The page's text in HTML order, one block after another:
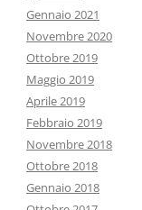
Gennaio 2021
Novembre 2020
Ottobre 2019
Maggio 2019
Aprile 2019
Febbraio 2019
Novembre 2018
Ottobre 2018
Gennaio 2018